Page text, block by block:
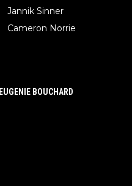
Jannik Sinner
Cameron Norrie
EUGENIE BOUCHARD